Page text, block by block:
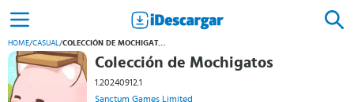
HOME/CASUAL/ COLECCIÓN DE MOCHIGATOS
Colección de Mochigatos
1.20240912.1
Sanctum Games Limited